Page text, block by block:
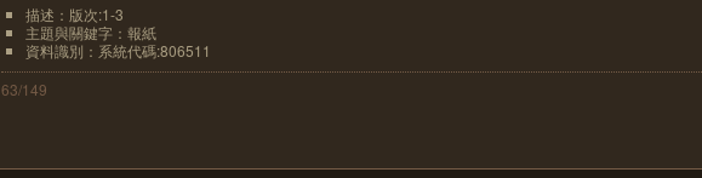
描述：版次:1-3
主題與關鍵字：報紙
資料識別：系統代碼:806511
63/149